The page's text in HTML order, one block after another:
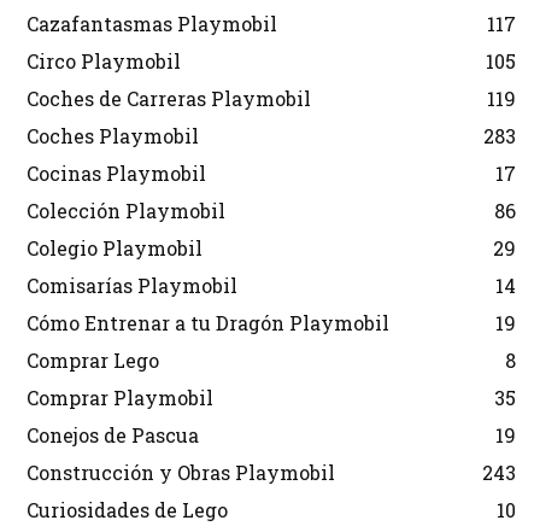
Cazafantasmas Playmobil
117
Circo Playmobil
105
Coches de Carreras Playmobil
119
Coches Playmobil
283
Cocinas Playmobil
17
Colección Playmobil
86
Colegio Playmobil
29
Comisarías Playmobil
14
Cómo Entrenar a tu Dragón Playmobil
19
Comprar Lego
8
Comprar Playmobil
35
Conejos de Pascua
19
Construcción y Obras Playmobil
243
Curiosidades de Lego
10